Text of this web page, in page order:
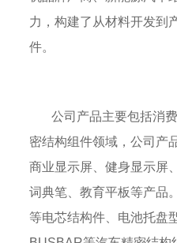
力，构建了从材料开发到
件。
公司产品主要包括消费
密结构组件领域，公司产
商业显示屏、健身显示屏
词典笔、教育平板等产品
等电芯结构件、电池托盘